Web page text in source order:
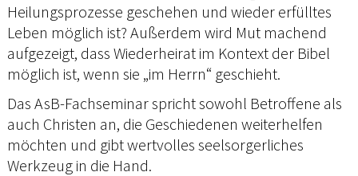
Heilungsprozesse geschehen und wieder erfülltes
Leben möglich ist? Außerdem wird Mut machend
aufgezeigt, dass Wiederheirat im Kontext der Bibel
möglich ist, wenn sie „im Herrn“ geschieht.
Das AsB-Fachseminar spricht sowohl Betroffene als
auch Christen an, die Geschiedenen weiterhelfen
möchten und gibt wertvolles seelsorgerliches
Werkzeug in die Hand.